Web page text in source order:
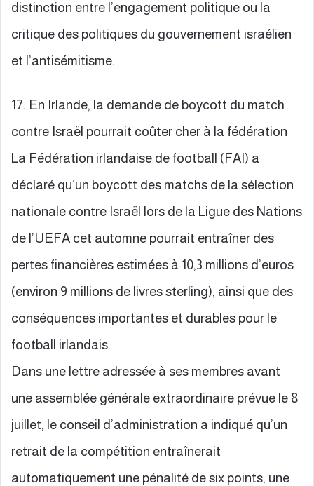
distinction entre l’engagement politique ou la
critique des politiques du gouvernement israélien
et l’antisémitisme.
17. En Irlande, la demande de boycott du match
contre Israël pourrait coûter cher à la fédération
La Fédération irlandaise de football (FAI) a
déclaré qu’un boycott des matchs de la sélection
nationale contre Israël lors de la Ligue des Nations
de l’UEFA cet automne pourrait entraîner des
pertes financières estimées à 10,3 millions d’euros
(environ 9 millions de livres sterling), ainsi que des
conséquences importantes et durables pour le
football irlandais.
Dans une lettre adressée à ses membres avant
une assemblée générale extraordinaire prévue le 8
juillet, le conseil d’administration a indiqué qu’un
retrait de la compétition entraînerait
automatiquement une pénalité de six points, une